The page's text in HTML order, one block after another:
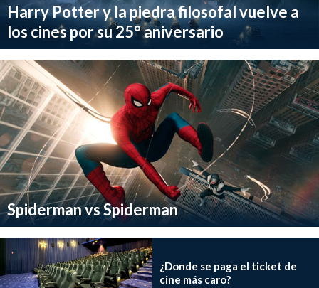
Harry Potter y la piedra filosofal vuelve a
los cines por su 25° aniversario
Spiderman vs Spiderman
¿Donde se paga el ticket de
cine más caro?